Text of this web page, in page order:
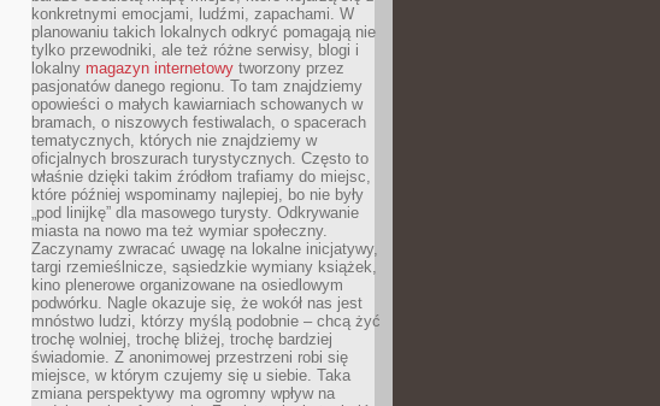
konkretnymi emocjami, ludźmi, zapachami. W
planowaniu takich lokalnych odkryć pomagają nie
tylko przewodniki, ale też różne serwisy, blogi i
lokalny magazyn internetowy tworzony przez
pasjonatów danego regionu. To tam znajdziemy
opowieści o małych kawiarniach schowanych w
bramach, o niszowych festiwalach, o spacerach
tematycznych, których nie znajdziemy w
oficjalnych broszurach turystycznych. Często to
właśnie dzięki takim źródłom trafiamy do miejsc,
które później wspominamy najlepiej, bo nie były
„pod linijkę” dla masowego turysty. Odkrywanie
miasta na nowo ma też wymiar społeczny.
Zaczynamy zwracać uwagę na lokalne inicjatywy,
targi rzemieślnicze, sąsiedzkie wymiany książek,
kino plenerowe organizowane na osiedlowym
podwórku. Nagle okazuje się, że wokół nas jest
mnóstwo ludzi, którzy myślą podobnie – chcą żyć
trochę wolniej, trochę bliżej, trochę bardziej
świadomie. Z anonimowej przestrzeni robi się
miejsce, w którym czujemy się u siebie. Taka
zmiana perspektywy ma ogromny wpływ na